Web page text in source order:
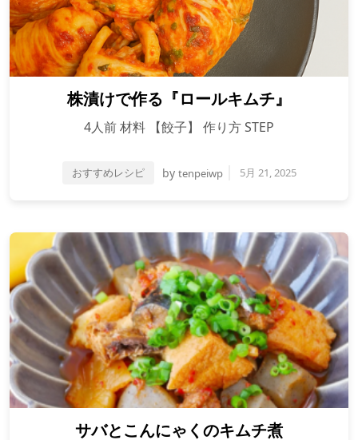
株漬けで作る『ロールキムチ』
4人前 材料 【餃子】 作り方 STEP
おすすめレシピ by tenpeiwp 5月 21, 2025
サバとこんにゃくのキムチ煮